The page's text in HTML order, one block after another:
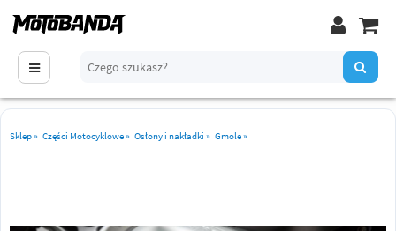
Sklep» Części Motocyklowe» Osłony i nakładki » Gmole»